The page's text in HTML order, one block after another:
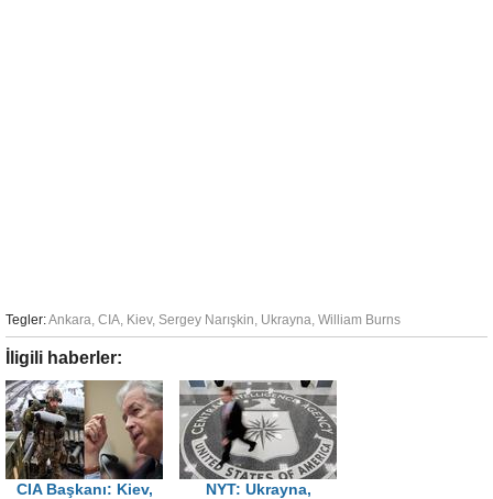
Tegler:Ankara, CIA, Kiev, Sergey Narışkin, Ukrayna, William Burns
İligili haberler:
CIA Başkanı: Kiev,
NYT: Ukrayna,